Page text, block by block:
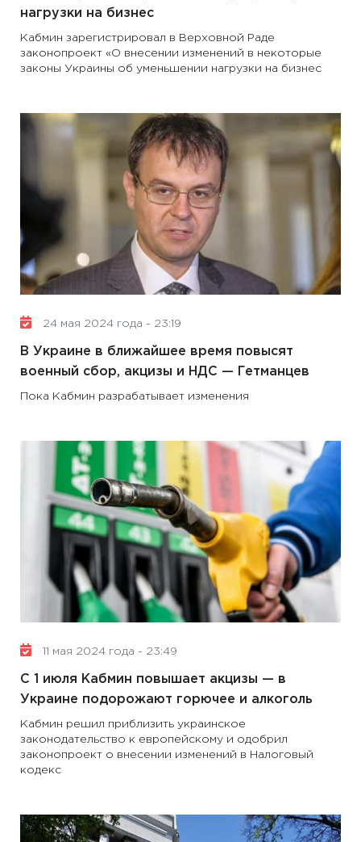
нагрузки на бизнес
Кабмин зарегистрировал в Верховной Раде
законопроект «О внесении изменений в некоторые
законы Украины об уменьшении нагрузки на бизнес
24 мая 2024 года - 23:19
В Украине в ближайшее время повысят
военный сбор, акцизы и НДС — Гетманцев
Пока Кабмин разрабатывает изменения
11 мая 2024 года - 23:49
С 1 июля Кабмин повышает акцизы — в
Украине подорожают горючее и алкоголь
Кабмин решил приблизить украинское
законодательство к европейскому и одобрил
законопроект о внесении изменений в Налоговый
кодекс